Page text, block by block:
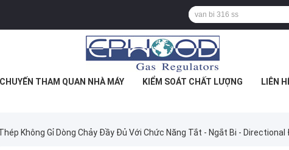
CHUYẾN THAM QUAN NHÀ MÁY KIỂM SOÁT CHẤT LƯỢNG LIÊN
Không Gỉ Dòng Chảy Đầy Đủ Với Chức Năng Tắt - Ngắt Bi -